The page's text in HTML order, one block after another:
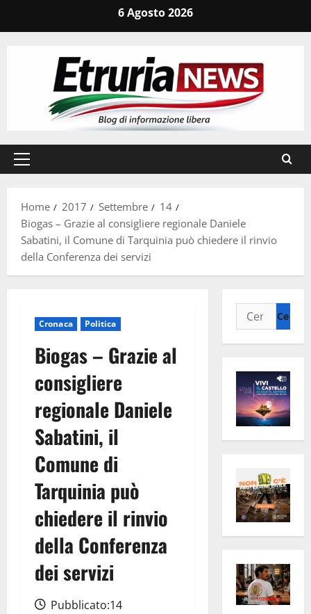
6 Agosto 2026
Menu
Home
2017 Settembre
14
Biogas – Grazie al consigliere regionale Daniele
Sabatini, il Comune di Tarquinia può chiedere il rinvio
della Conferenza dei servizi
Cronaca Politica
Biogas – Grazie al
consigliere
regionale Daniele
Sabatini, il
Comune di
Tarquinia può
chiedere il rinvio
della Conferenza
dei servizi
Pubblicato:14
Ricerca
per: